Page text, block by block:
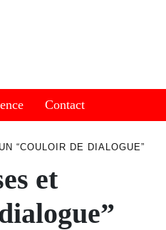
Contact
“COULOIR DE DIALOGUE”
et